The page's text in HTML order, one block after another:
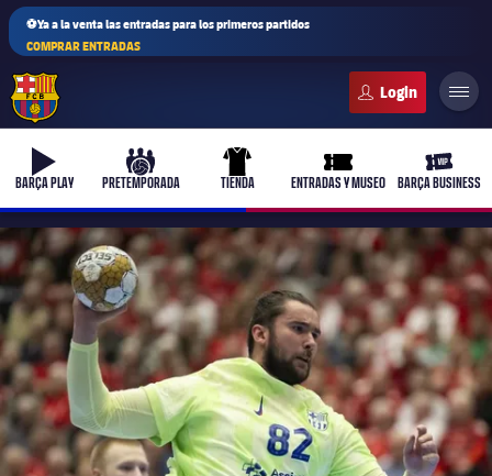
⚽Ya a la venta las entradas para los primeros partidos
COMPRAR ENTRADAS
b-play
BARÇA PLAY
culers-ball
PRETEMPORADA
uniform
TIENDA
ticket-full
ENTRADAS Y MUSEO
ticket-
BARÇA BUSINESS